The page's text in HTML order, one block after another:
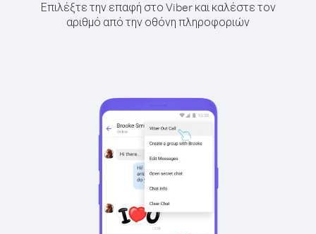
Επιλέξτε την επαφή στο Viber και καλέστε τον
αριθμό από την οθόνη πληροφοριών